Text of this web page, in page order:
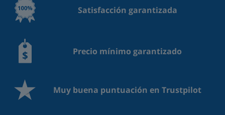
Satisfacción garantizada
Precio mínimo garantizado
Muy buena puntuación en Trustpilot